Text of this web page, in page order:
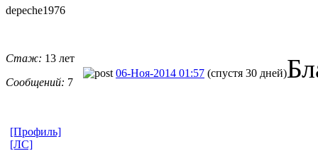
depeche1976
Стаж: 13 лет
Сообщений: 7
06-Ноя-2014 01:57 (спустя 30 дней)
[Профиль]
[ЛС]